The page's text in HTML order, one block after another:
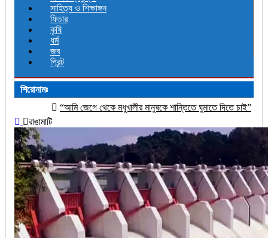
সাহিত্য ও শিক্ষাঙ্গন
ফিচার
কৃষি
ধর্ম
জব
প্রিন্ট
শিরোনামঃ
থেকে মধুখালীর মানুষকে শান্তিতে ঘুমাতে দিতে চাই”
শিশু সুরক্ষায় ব্যর্থতা:
রাঙামাটি